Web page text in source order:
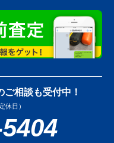
相談も受付中！
休日）